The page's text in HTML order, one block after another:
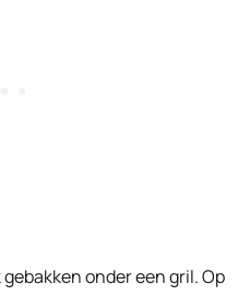
onder een gril. Op